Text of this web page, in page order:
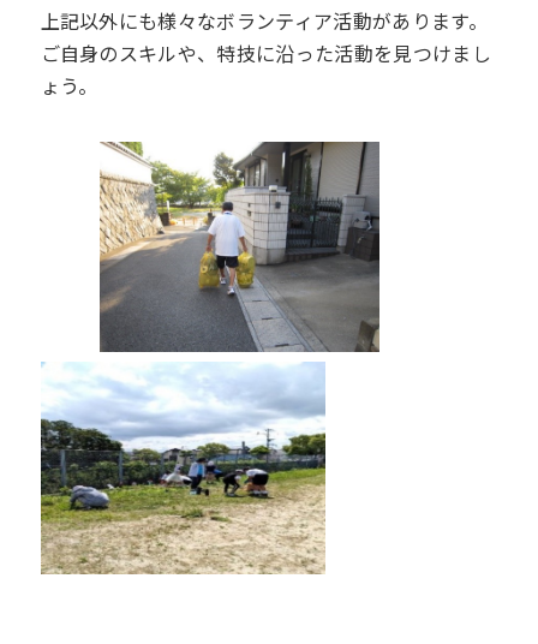
上記以外にも様々なボランティア活動があります。
ご自身のスキルや、特技に沿った活動を見つけまし
ょう。